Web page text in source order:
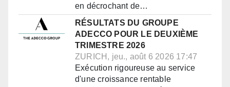
en décrochant de…
RÉSULTATS DU GROUPE
ADECCO POUR LE DEUXIÈME
TRIMESTRE 2026
ZURICH, jeu., août 6 2026 17:47
Exécution rigoureuse au service
d'une croissance rentable